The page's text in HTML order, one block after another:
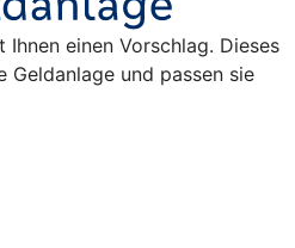
einen Vorschlag. Dieses
Geldanlage und passen sie